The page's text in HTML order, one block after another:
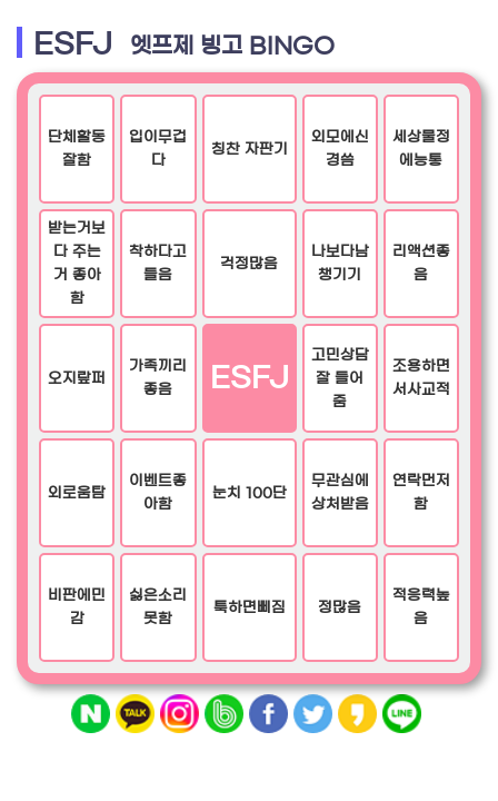
ESFJ 엣프제 빙고 BINGO
단체활동
잘함
입이무겁
다
칭찬 자판기
외모에신
경씀
세상물정
에능통
받는거보
다 주는
거 좋아
함
착하다고
들음
걱정많음
나보다남
챙기기
리액션좋
음
오지랖퍼
가족끼리
좋음
ESFJ
고민상담
잘 들어
줌
조용하면
서사교적
외로움탐
이벤트좋
아함
눈치 100단
무관심에
상처받음
연락먼저
함
비판에민
감
싫은소리
못함
툭하면삐짐 정많음
적응력높
음